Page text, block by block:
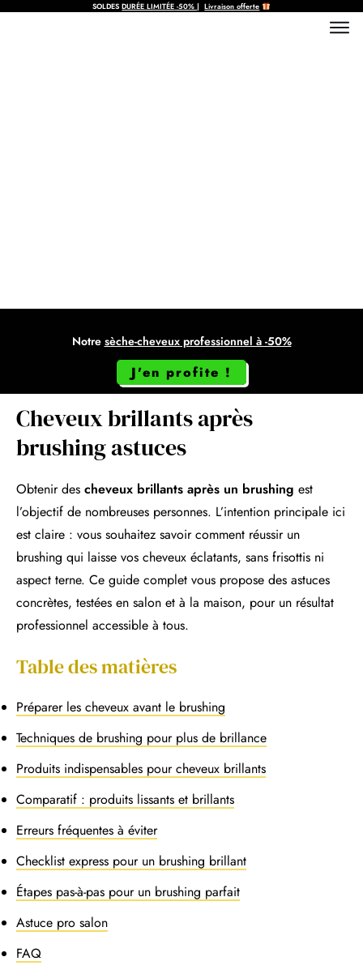
SOLDESDURÉE LIMITÉE -50% |Livraison offerte
Notre sèche-cheveux professionnel à -50%
J'en profite !
Cheveux brillants après
brushing astuces
Obtenir des cheveux brillants après un brushing est
l’objectif de nombreuses personnes. L’intention principale ici
est claire : vous souhaitez savoir comment réussir un
brushing qui laisse vos cheveux éclatants, sans frisottis ni
aspect terne. Ce guide complet vous propose des astuces
concrètes, testées en salon et à la maison, pour un résultat
professionnel accessible à tous.
Table des matières
Préparer les cheveux avant le brushing
Techniques de brushing pour plus de brillance
Produits indispensables pour cheveux brillants
Comparatif : produits lissants et brillants
Erreurs fréquentes à éviter
Checklist express pour un brushing brillant
Étapes pas-à-pas pour un brushing parfait
Astuce pro salon
FAQ